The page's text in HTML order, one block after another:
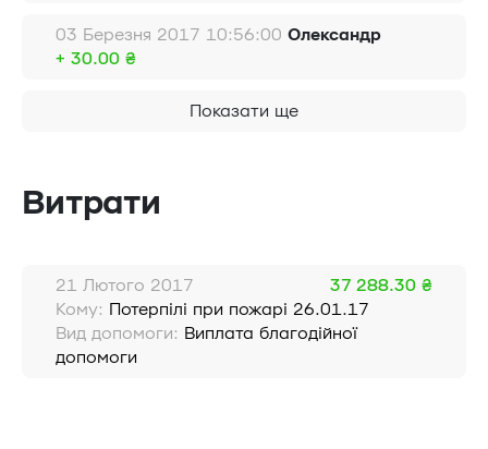
03 Березня 2017 10:56:00 Олександр
+ 30.00 ₴
Показати ще
Витрати
21 Лютого 2017
37 288.30 ₴
Кому: Потерпілі при пожарі 26.01.17
Вид допомоги: Виплата благодійної
допомоги